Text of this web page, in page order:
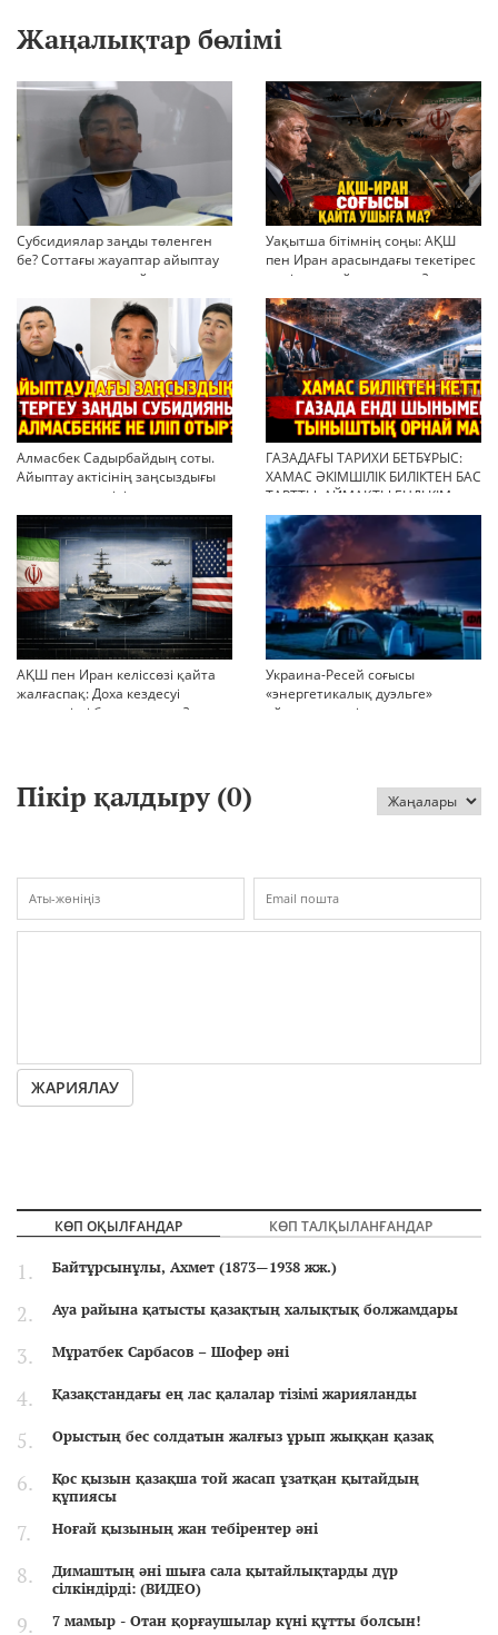
Жаңалықтар бөлімі
Субсидиялар заңды төленген
бе? Соттағы жауаптар айыптау
тұжырымдарын қайта қарауға
негіз бола ала ма?
Уақытша бітімнің соңы: АҚШ
пен Иран арасындағы текетірес
неліктен қайта ушықты?
Алмасбек Садырбайдың соты.
Айыптау актісінің заңсыздығы
мен қолдан өсірілген
миллиондар
ГАЗАДАҒЫ ТАРИХИ БЕТБҰРЫС:
ХАМАС ӘКІМШІЛІК БИЛІКТЕН БАС
ТАРТТЫ. АЙМАҚТЫ ЕНДІ КІМ
БАСҚАРАДЫ?
АҚШ пен Иран келіссөзі қайта
жалғаспақ: Доха кездесуі
шиеленісті бәсеңдете ме?
Украина-Ресей соғысы
«энергетикалық дуэльге»
айналып кетті
Пікір қалдыру (0)
ЖАРИЯЛАУ
КӨП ОҚЫЛҒАНДАР КӨП ТАЛҚЫЛАНҒАНДАР
Байтұрсынұлы, Ахмет (1873—1938 жж.)
Ауа райына қатысты қазақтың халықтық болжамдары
Мұратбек Сарбасов – Шофер әні
Қазақстандағы ең лас қалалар тізімі жарияланды
Орыстың бес солдатын жалғыз ұрып жыққан қазақ
Қос қызын қазақша той жасап ұзатқан қытайдың
құпиясы
Ноғай қызының жан тебірентер әні
Димаштың әні шыға сала қытайлықтарды дүр
сілкіндірді: (ВИДЕО)
7 мамыр - Отан қорғаушылар күні құтты болсын!